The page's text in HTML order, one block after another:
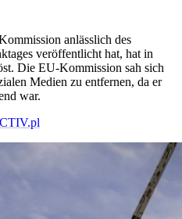
anlässlich des
veröffentlicht hat, hat in
Die EU-Kommission sah sich
Medien zu entfernen, da er
war.